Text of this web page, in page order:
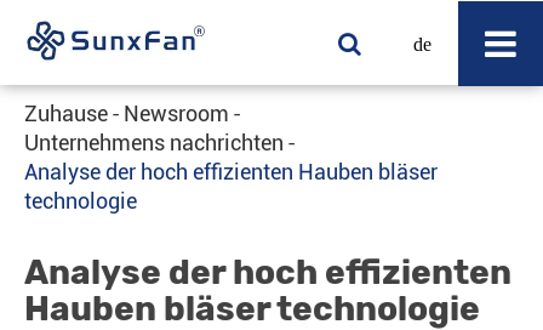
de
Zuhause
Newsroom
Unternehmens nachrichten
Analyse der hoch effizienten Hauben bläser
technologie
Analyse der hoch effizienten
Hauben bläser technologie